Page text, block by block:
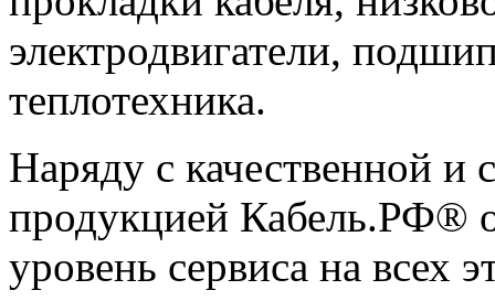
электродвигатели,
теплотехника.
Наряду с качественной и
продукцией Кабель.РФ®
уровень сервиса на всех